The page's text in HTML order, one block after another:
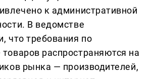
к административной
В ведомстве
что требования по
распространяются на
рынка — производителей,